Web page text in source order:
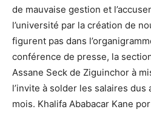
de mauvaise gestion et
l’université par la création de
figurent pas dans
conférence de presse, la
Assane Seck de Ziguinchor à
l’invite à solder les salaires
mois. Khalifa Ababacar Kane